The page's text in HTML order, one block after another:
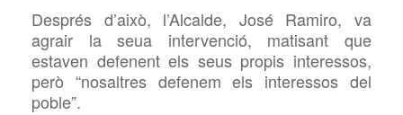
Després d’això, l’Alcalde, José Ramiro, va
agrair la seua intervenció, matisant que
estaven defenent els seus propis interessos,
però “nosaltres defenem els interessos del
poble”.